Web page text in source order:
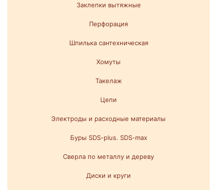
Заклепки вытяжные
Перфорация
Шпилька сантехническая
Хомуты
Такелаж
Цепи
Электроды и расходные материалы
Буры SDS-plus. SDS-max
Сверла по металлу и дереву
Диски и круги